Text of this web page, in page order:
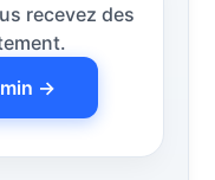
recevez des
→